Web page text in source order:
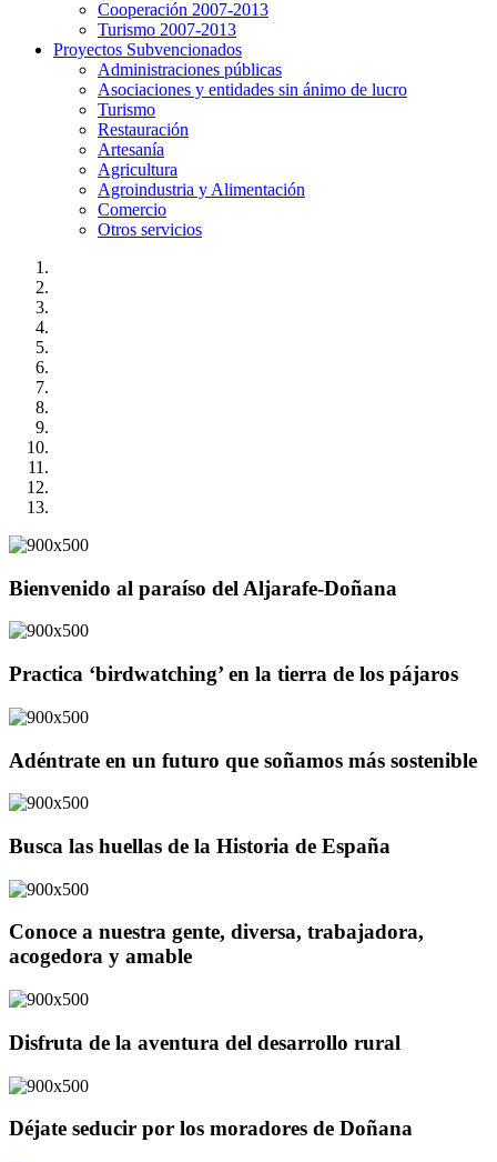
Cooperación 2007-2013
Turismo 2007-2013
Proyectos Subvencionados
Administraciones públicas
Asociaciones y entidades sin ánimo de lucro
Turismo
Restauración
Artesanía
Agricultura
Agroindustria y Alimentación
Comercio
Otros servicios
Bienvenido al paraíso del Aljarafe-Doñana
Practica ‘birdwatching’ en la tierra de los pájaros
Adéntrate en un futuro que soñamos más sostenible
Busca las huellas de la Historia de España
Conoce a nuestra gente, diversa, trabajadora,
acogedora y amable
Disfruta de la aventura del desarrollo rural
Déjate seducir por los moradores de Doñana